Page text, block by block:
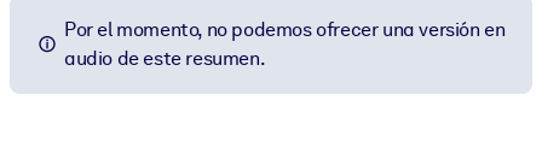
Por el momento, no podemos ofrecer una versión en
audio de este resumen.